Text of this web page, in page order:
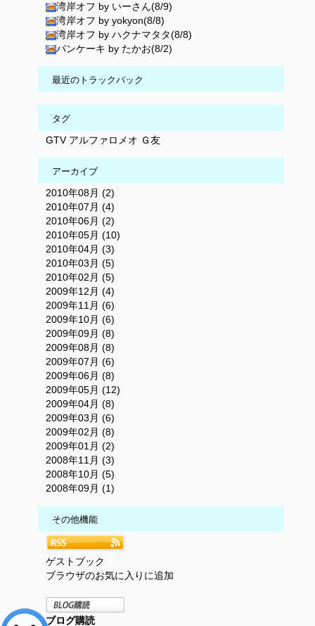
湾岸オフ by いーさん(8/9)
湾岸オフ by yokyon(8/8)
湾岸オフ by ハクナマタタ(8/8)
パンケーキ by たかお(8/2)
最近のトラックバック
タグ
GTV アルファロメオ Ｇ友
アーカイブ
2010年08月 (2)
2010年07月 (4)
2010年06月 (2)
2010年05月 (10)
2010年04月 (3)
2010年03月 (5)
2010年02月 (5)
2009年12月 (4)
2009年11月 (6)
2009年10月 (6)
2009年09月 (8)
2009年08月 (8)
2009年07月 (6)
2009年06月 (8)
2009年05月 (12)
2009年04月 (8)
2009年03月 (6)
2009年02月 (8)
2009年01月 (2)
2008年11月 (3)
2008年10月 (5)
2008年09月 (1)
その他機能
ゲストブック
ブラウザのお気に入りに追加
ブログ購読